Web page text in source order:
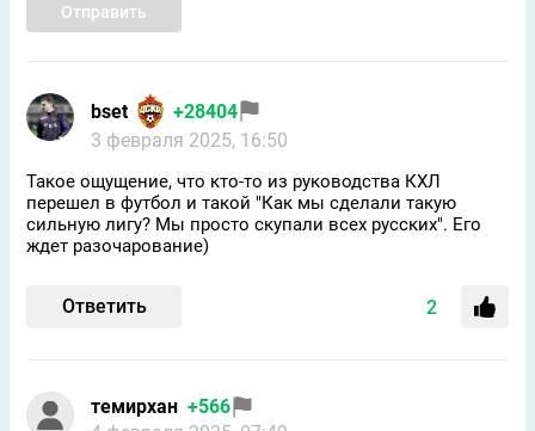
Отправить
bset
+28404
3 февраля 2025, 16:50
Такое ощущение, что кто-то из руководства КХЛ
перешел в футбол и такой "Как мы сделали такую
сильную лигу? Мы просто скупали всех русских". Его
ждет разочарование)
Ответить 2
темирхан +566